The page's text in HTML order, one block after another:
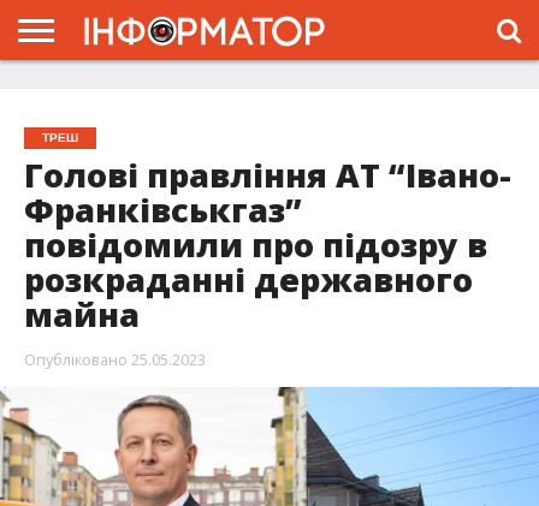
ТРЕШ
Голові правління АТ “Івано-
Франківськгаз”
повідомили про підозру в
розкраданні державного
майна
Опубліковано 25.05.2023